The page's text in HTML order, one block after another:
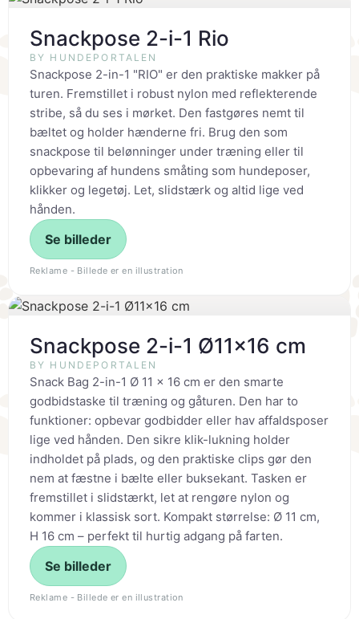
Snackpose 2-i-1 Rio
BY HUNDEPORTALEN
Snackpose 2-in-1 "RIO" er den praktiske makker på
turen. Fremstillet i robust nylon med reflekterende
stribe, så du ses i mørket. Den fastgøres nemt til
bæltet og holder hænderne fri. Brug den som
snackpose til belønninger under træning eller til
opbevaring af hundens småting som hundeposer,
klikker og legetøj. Let, slidstærk og altid lige ved
hånden.
Se billeder
Reklame - Billede er en illustration
Snackpose 2-i-1 Ø11×16 cm
BY HUNDEPORTALEN
Snack Bag 2-in-1 Ø 11 x 16 cm er den smarte
godbidstaske til træning og gåturen. Den har to
funktioner: opbevar godbidder eller hav affaldsposer
lige ved hånden. Den sikre klik-lukning holder
indholdet på plads, og den praktiske clips gør den
nem at fæstne i bælte eller buksekant. Tasken er
fremstillet i slidstærkt, let at rengøre nylon og
kommer i klassisk sort. Kompakt størrelse: Ø 11 cm,
H 16 cm – perfekt til hurtig adgang på farten.
Se billeder
Reklame - Billede er en illustration